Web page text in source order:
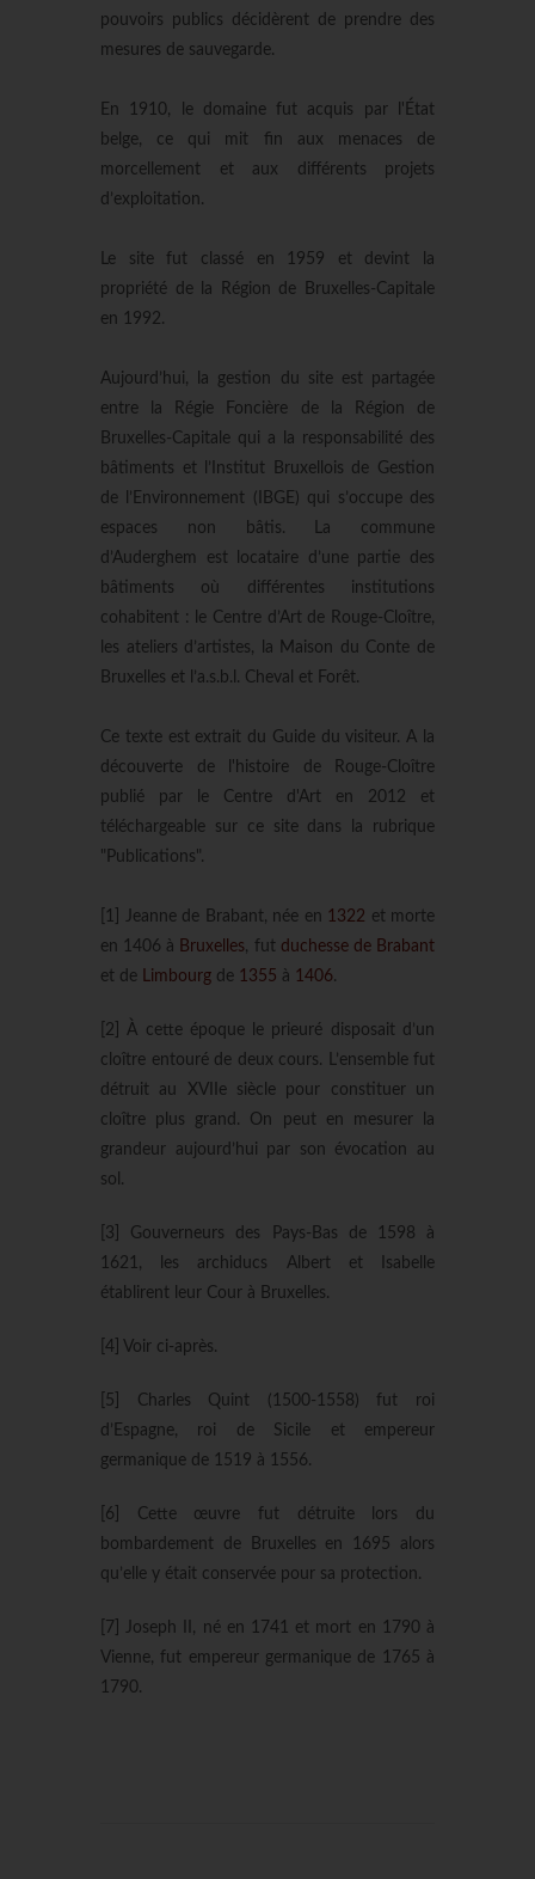
pouvoirs publics décidèrent de prendre des
mesures de sauvegarde.
En 1910, le domaine fut acquis par l'État
belge, ce qui mit fin aux menaces de
morcellement et aux différents projets
d’exploitation.
Le site fut classé en 1959 et devint la
propriété de la Région de Bruxelles-Capitale
en 1992.
Aujourd’hui, la gestion du site est partagée
entre la Régie Foncière de la Région de
Bruxelles-Capitale qui a la responsabilité des
bâtiments et l’Institut Bruxellois de Gestion
de l’Environnement (IBGE) qui s’occupe des
espaces non bâtis. La commune
d’Auderghem est locataire d’une partie des
bâtiments où différentes institutions
cohabitent : le Centre d’Art de Rouge-Cloître,
les ateliers d’artistes, la Maison du Conte de
Bruxelles et l’a.s.b.l. Cheval et Forêt.
Ce texte est extrait du Guide du visiteur. A la
découverte de l'histoire de Rouge-Cloître
publié par le Centre d'Art en 2012 et
téléchargeable sur ce site dans la rubrique
"Publications".
[1] Jeanne de Brabant, née en 1322 et morte
en 1406 à Bruxelles, fut duchesse de Brabant
et de Limbourg de 1355 à 1406.
[2] À cette époque le prieuré disposait d’un
cloître entouré de deux cours. L’ensemble fut
détruit au XVIIe siècle pour constituer un
cloître plus grand. On peut en mesurer la
grandeur aujourd’hui par son évocation au
sol.
[3] Gouverneurs des Pays-Bas de 1598 à
1621, les archiducs Albert et Isabelle
établirent leur Cour à Bruxelles.
[4] Voir ci-après.
[5] Charles Quint (1500-1558) fut roi
d’Espagne, roi de Sicile et empereur
germanique de 1519 à 1556.
[6] Cette œuvre fut détruite lors du
bombardement de Bruxelles en 1695 alors
qu’elle y était conservée pour sa protection.
[7] Joseph II, né en 1741 et mort en 1790 à
Vienne, fut empereur germanique de 1765 à
1790.